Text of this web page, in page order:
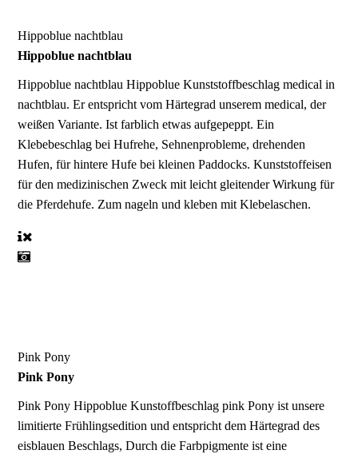
Hippoblue nachtblau
Hippoblue nachtblau
Hippoblue nachtblauHippoblue Kunststoffbeschlag medical in
nachtblau. Er entspricht vom Härtegrad unserem medical, der
weißen Variante. Ist farblich etwas aufgepeppt. Ein
Klebebeschlag bei Hufrehe, Sehnenprobleme, drehenden
Hufen, für hintere Hufe bei kleinen Paddocks. Kunststoffeisen
für den medizinischen Zweck mit leicht gleitender Wirkung für
die Pferdehufe. Zum nageln und kleben mit Klebelaschen.
Pink Pony
Pink Pony
Pink PonyHippoblue Kunstoffbeschlag pink Pony ist unsere
limitierte Frühlingsedition und entspricht dem Härtegrad des
eisblauen Beschlags, Durch die Farbpigmente ist eine